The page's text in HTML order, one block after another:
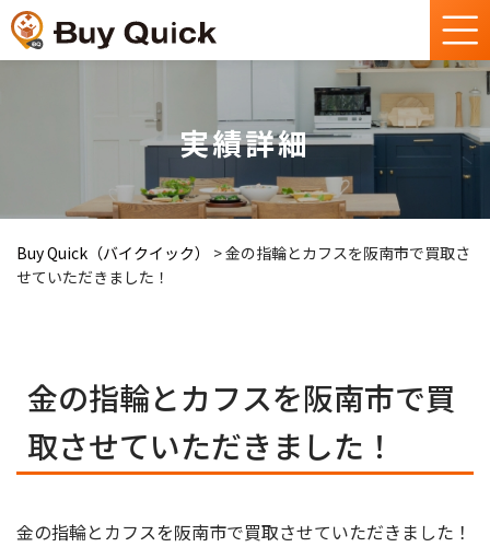
実績詳細
Buy Quick（バイクイック） >金の指輪とカフスを阪南市で買取さ
せていただきました！
金の指輪とカフスを阪南市で買
取させていただきました！
金の指輪とカフスを阪南市で買取させていただきました！